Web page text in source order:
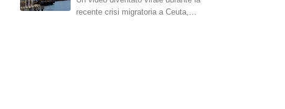
recente crisi migratoria a Ceuta,…